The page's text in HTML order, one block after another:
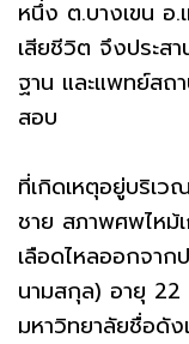
หนึ่ง ต.บางเขน อ.
เสียชีวิต จึงประส
ฐาน และแพทย์สถ
สอบ
ที่เกิดเหตุอยู่บริเ
ชาย สภาพศพไหม้
เลือดไหลออกจา
นามสกุล) อายุ
มหาวิทยาลัยชื่อดั